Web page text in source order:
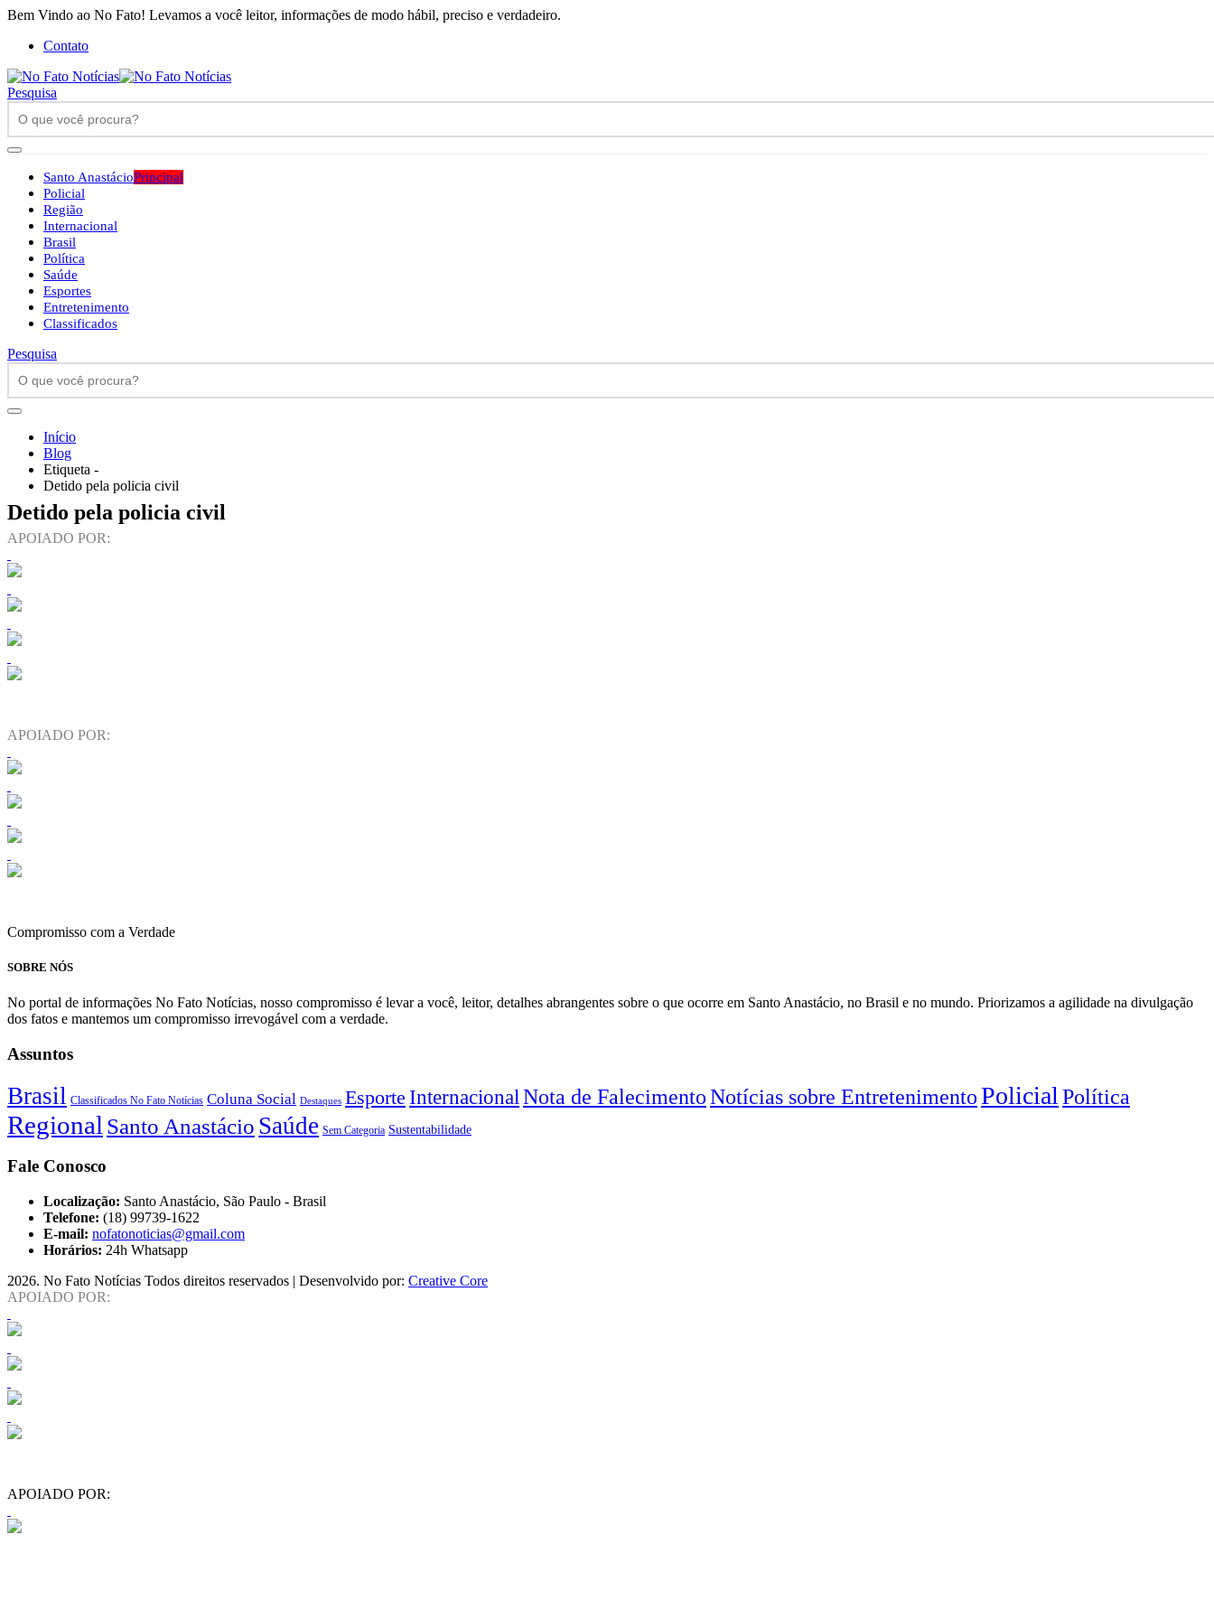
Bem Vindo ao No Fato! Levamos a você leitor, informações de modo hábil, preciso e verdadeiro.
Contato
Pesquisa
Santo AnastácioPrincipal
Policial
Região
Internacional
Brasil
Política
Saúde
Esportes
Entretenimento
Classificados
Pesquisa
Início
Blog
Etiqueta -
Detido pela policia civil
Detido pela policia civil
APOIADO POR:
APOIADO POR:
Compromisso com a Verdade
SOBRE NÓS
No portal de informações No Fato Notícias, nosso compromisso é levar a você, leitor, detalhes abrangentes sobre o que ocorre em Santo Anastácio, no Brasil e no mundo. Priorizamos a agilidade na divulgação
dos fatos e mantemos um compromisso irrevogável com a verdade.
Assuntos
Brasil Classificados No Fato Notícias Coluna Social Destaques Esporte Internacional Nota de FalecimentoNotícias sobre EntretenimentoPolicial Política
Regional Santo Anastácio Saúde Sem Categoria Sustentabilidade
Fale Conosco
Localização: Santo Anastácio, São Paulo - Brasil
Telefone: (18) 99739-1622
E-mail: nofatonoticias@gmail.com
Horários: 24h Whatsapp
2026. No Fato Notícias Todos direitos reservados | Desenvolvido por: Creative Core
APOIADO POR:
APOIADO POR: